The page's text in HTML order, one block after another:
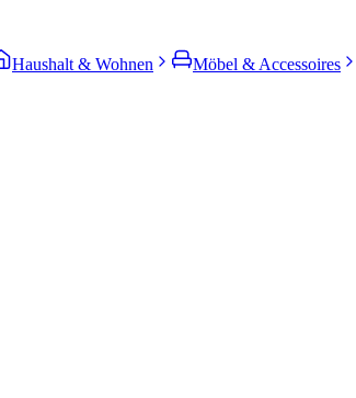
Haushalt & Wohnen Möbel & Accessoires